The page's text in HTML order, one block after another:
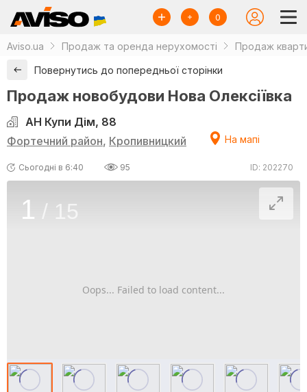
0
Aviso.ua Продаж та оренда нерухомості Продаж
Повернутись до попередньої сторінки
Продаж новобудови Нова Олексіївка
АН Купи Дім, 88
Фортечний район, Кропивницкий На мапі
Сьогодні в 6:40 95 ID: 202270
Oops... Failed to load content...
1 / 15